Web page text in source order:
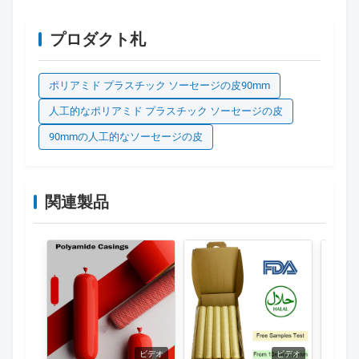
プロダクト札
ポリアミド プラスチック ソーセージの皮90mm
人工的なポリアミド プラスチック ソーセージの皮
90mmの人工的なソーセージの皮
関連製品
ビデオ ビデオ